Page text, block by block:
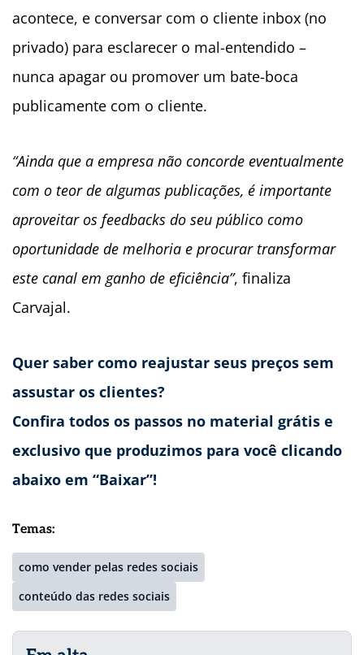
acontece, e conversar com o cliente inbox (no
privado) para esclarecer o mal-entendido –
nunca apagar ou promover um bate-boca
publicamente com o cliente.
“Ainda que a empresa não concorde eventualmente
com o teor de algumas publicações, é importante
aproveitar os feedbacks do seu público como
oportunidade de melhoria e procurar transformar
este canal em ganho de eficiência”, finaliza
Carvajal.
Quer saber como reajustar seus preços sem
assustar os clientes?
Confira todos os passos no material grátis e
exclusivo que produzimos para você clicando
abaixo em “Baixar”!
Temas:
como vender pelas redes sociais
conteúdo das redes sociais